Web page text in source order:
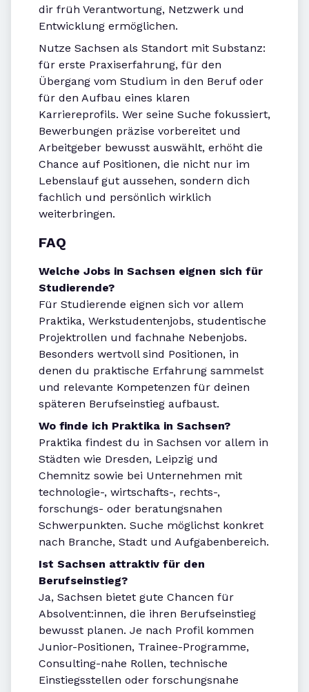
dir früh Verantwortung, Netzwerk und
Entwicklung ermöglichen.
Nutze Sachsen als Standort mit Substanz:
für erste Praxiserfahrung, für den
Übergang vom Studium in den Beruf oder
für den Aufbau eines klaren
Karriereprofils. Wer seine Suche fokussiert,
Bewerbungen präzise vorbereitet und
Arbeitgeber bewusst auswählt, erhöht die
Chance auf Positionen, die nicht nur im
Lebenslauf gut aussehen, sondern dich
fachlich und persönlich wirklich
weiterbringen.
FAQ
Welche Jobs in Sachsen eignen sich für
Studierende?
Für Studierende eignen sich vor allem
Praktika, Werkstudentenjobs, studentische
Projektrollen und fachnahe Nebenjobs.
Besonders wertvoll sind Positionen, in
denen du praktische Erfahrung sammelst
und relevante Kompetenzen für deinen
späteren Berufseinstieg aufbaust.
Wo finde ich Praktika in Sachsen?
Praktika findest du in Sachsen vor allem in
Städten wie Dresden, Leipzig und
Chemnitz sowie bei Unternehmen mit
technologie-, wirtschafts-, rechts-,
forschungs- oder beratungsnahen
Schwerpunkten. Suche möglichst konkret
nach Branche, Stadt und Aufgabenbereich.
Ist Sachsen attraktiv für den
Berufseinstieg?
Ja, Sachsen bietet gute Chancen für
Absolvent:innen, die ihren Berufseinstieg
bewusst planen. Je nach Profil kommen
Junior-Positionen, Trainee-Programme,
Consulting-nahe Rollen, technische
Einstiegsstellen oder forschungsnahe